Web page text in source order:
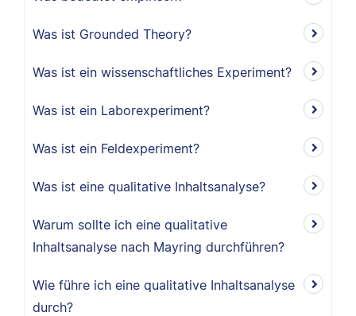
Was ist Grounded Theory?
Was ist ein wissenschaftliches Experiment?
Was ist ein Laborexperiment?
Was ist ein Feldexperiment?
Was ist eine qualitative Inhaltsanalyse?
Warum sollte ich eine qualitative
Inhaltsanalyse nach Mayring durchführen?
Wie führe ich eine qualitative Inhaltsanalyse
durch?